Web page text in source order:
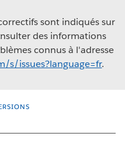
sont indiqués sur
des informations
connus à l'adresse
s/issues?language=fr.